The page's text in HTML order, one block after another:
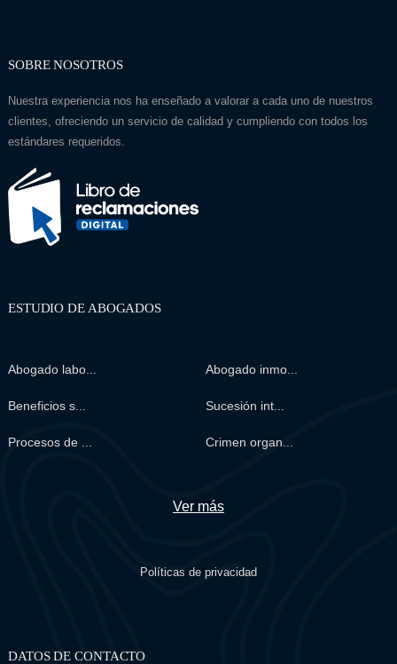
SOBRE NOSOTROS
Nuestra experiencia nos ha enseñado a valorar a cada uno de nuestros
clientes, ofreciendo un servicio de calidad y cumpliendo con todos los
estándares requeridos.
ESTUDIO DE ABOGADOS
Abogado labo... Abogado inmo...
Beneficios s... Sucesión int...
Procesos de ... Crimen organ...
Ver más
Políticas de privacidad
DATOS DE CONTACTO